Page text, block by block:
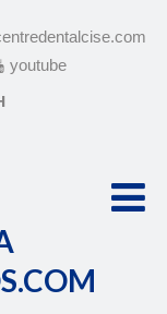
youtube